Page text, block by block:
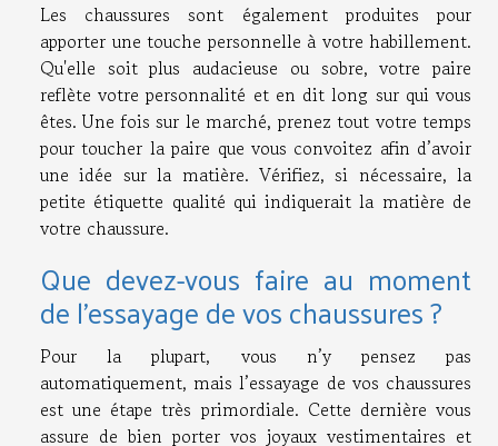
Les chaussures sont également produites pour
apporter une touche personnelle à votre habillement.
Qu'elle soit plus audacieuse ou sobre, votre paire
reflète votre personnalité et en dit long sur qui vous
êtes. Une fois sur le marché, prenez tout votre temps
pour toucher la paire que vous convoitez afin d’avoir
une idée sur la matière. Vérifiez, si nécessaire, la
petite étiquette qualité qui indiquerait la matière de
votre chaussure.
Que devez-vous faire au moment
de l’essayage de vos chaussures ?
Pour la plupart, vous n’y pensez pas
automatiquement, mais l’essayage de vos chaussures
est une étape très primordiale. Cette dernière vous
assure de bien porter vos joyaux vestimentaires et